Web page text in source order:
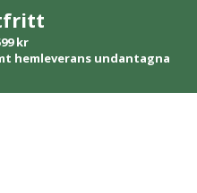
kr
hemleverans undantagna